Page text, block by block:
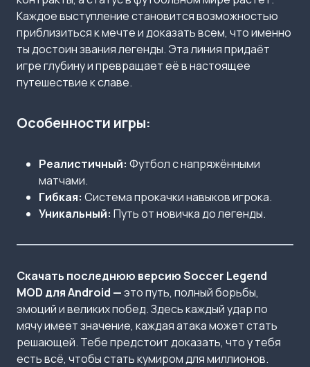
Каждое выступление становится возможностью
приблизиться к мечте и доказать всем, что именно
ты достоин звания легенды. Эта линия придаёт
игре глубину и превращает её в настоящее
путешествие к славе.
Особенности игры:
Реалистичный: Футбол с напряжёнными
матчами.
Гибкая: Система прокачки навыков игрока.
Уникальный: Путь от новичка до легенды.
Скачать последнюю версию Soccer Legend
MOD для Android —это путь, полный борьбы,
эмоций и великих побед. Здесь каждый удар по
мячу имеет значение, каждая атака может стать
решающей. Тебе предстоит доказать, что у тебя
есть всё, чтобы стать кумиром для миллионов.